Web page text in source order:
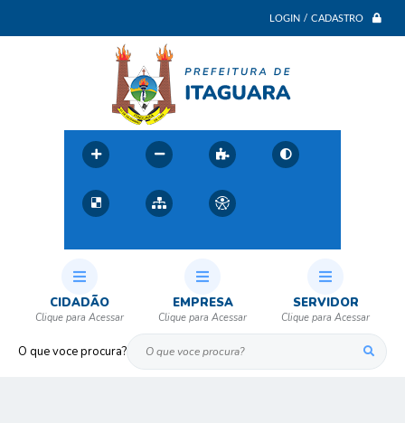
LOGIN / CADASTRO
O que voce procura?
CIDADÃO EMPRESA SERVIDOR